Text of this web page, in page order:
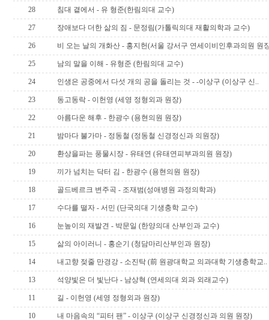
28 침대 곁에서 - 유 형준(한림의대 교수)
27 장애보다 더한 삶의 짐 - 문정림(가톨릭의대 재활의학과 교수)
26 비 오는 날의 개화산 - 홍지헌(서울 강서구 연세이비인후과의원 원
25 남의 말을 이해 - 유형준 (한림의대 교수)
24 인생은 공중에서 다섯 개의 공을 돌리는 것 - -이상구 (이상구 신..
23 동고동락 - 이헌영 (세영 정형외과 원장)
22 아름다운 해후 - 한광수 (용현의원 원장)
21 밤마다 불가마 - 정동철 (정동철 신경정신과 의원장)
20 환상을파는 풍물시장 - 유태연 (유태연피부과의원 원장)
19 끼가 넘치는 닥터 김 - 한광수 (용현의원 원장)
18 골드베르크 변주곡 - 조재범(성애병원 과정의학과)
17 수다를 떨자 - 서민 (단국의대 기생충학 교수)
16 눈높이의 재발견 - 박문일 (한양의대 산부인과 교수)
15 삶의 아이러니 - 홍순기 (청담마리산부인과 원장)
14 내고향 젖줄 만경강 - 소진탁 (前 원광대학교 의과대학 기생충학교..
13 석양빛은 더 빛난다 - 남상혁 (연세의대 외과 외래교수)
11 길 - 이헌영 (세영 정형외과 원장)
10 내 마음속의 “피터 팬” - 이상구 (이상구 신경정신과 의원 원장)